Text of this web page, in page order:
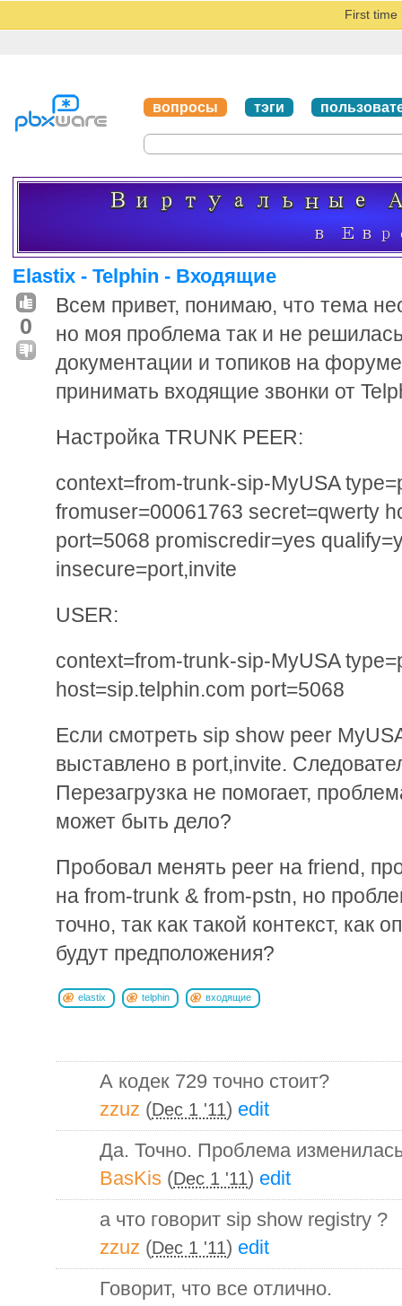
First time
вопросы тэги
Elastix - Telphin - Входящие
0
Всем привет, понимаю, что тема
но моя проблема так и не
документации и топиков на
принимать входящие звонки от
Настройка TRUNK PEER:
context=from-trunk-sip-MyUSA
fromuser=00061763 secret=qwerty
port=5068 promiscredir=yes
insecure=port,invite
USER:
context=from-trunk-sip-MyUSA
host=sip.telphin.com port=5068
Если смотреть sip show peer
выставлено в port,invite.
Перезагрузка не помогает,
может быть дело?
Пробовал менять peer на friend,
на from-trunk & from-pstn, но
точно, так как такой контекст, как
будут предположения?
elastix telphin входящие
А кодек 729 точно стоит?
zzuz (Dec 1 '11) edit
Да. Точно. Проблема
BasKis (Dec 1 '11) edit
а что говорит sip show registry ?
zzuz (Dec 1 '11) edit
Говорит, что все отлично.